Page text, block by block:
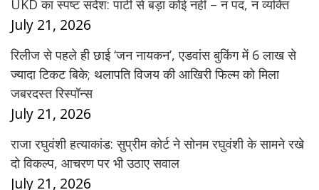
UKD का स्पष्ट संदेश: पार्टी से बड़ा कोई नहीं – न पद, न व्यक्ति
July 21, 2026
रिलीज से पहले ही छाई ‘जन नायकन’, एडवांस बुकिंग में 6 लाख से
ज्यादा टिकट बिके; थलापति विजय की आखिरी फिल्म को मिला
जबरदस्त रिस्पॉन्स
July 21, 2026
राजा रघुवंशी हत्याकांड: सुप्रीम कोर्ट ने सोनम रघुवंशी के सामने रखे
दो विकल्प, आचरण पर भी उठाए सवाल
July 21, 2026